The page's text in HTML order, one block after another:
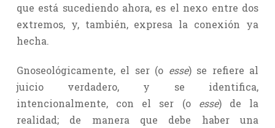
que está sucediendo ahora, es el nexo entre dos
extremos, y, también, expresa la conexión ya
hecha.
Gnoseológicamente, el ser (o esse) se refiere al
juicio verdadero, y se identifica,
intencionalmente, con el ser (o esse) de la
realidad; de manera que debe haber una